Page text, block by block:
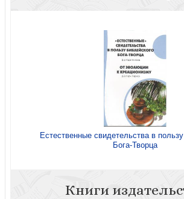
Естественные свидетельства в
Бога-Творца
Книги